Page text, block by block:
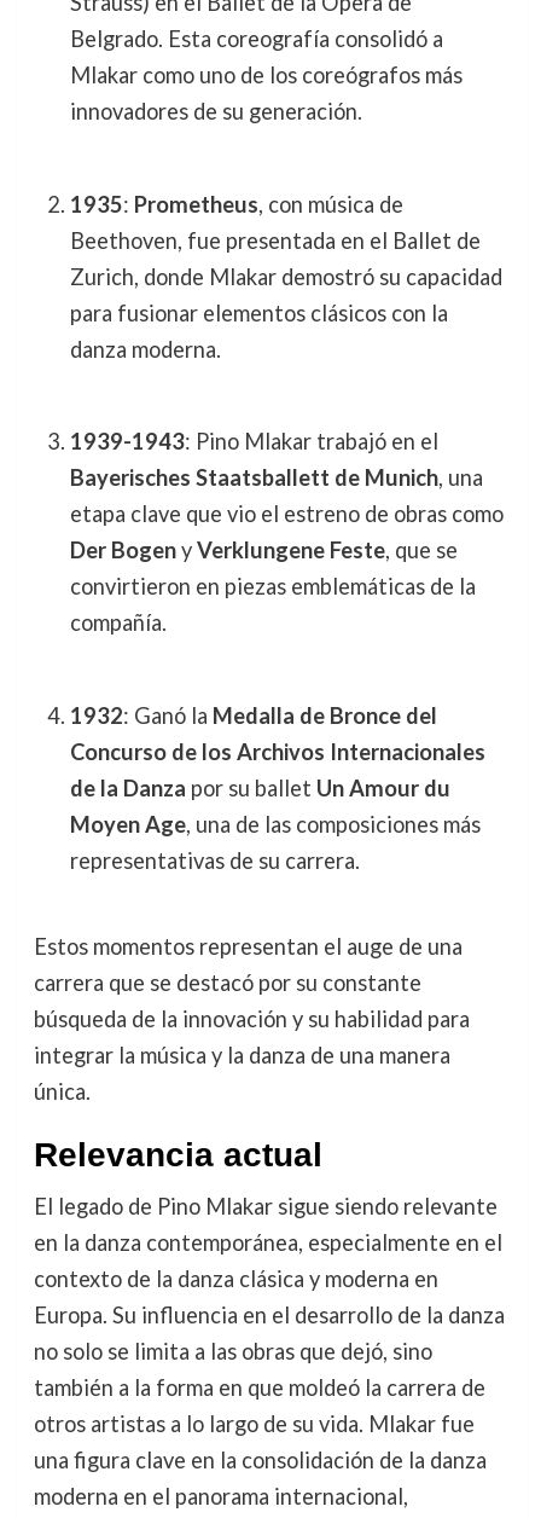
Belgrado. Esta coreografía consolidó a
Mlakar como uno de los coreógrafos más
innovadores de su generación.
1935: Prometheus, con música de
Beethoven, fue presentada en el Ballet de
Zurich, donde Mlakar demostró su capacidad
para fusionar elementos clásicos con la
danza moderna.
1939-1943: Pino Mlakar trabajó en el
Bayerisches Staatsballett de Munich, una
etapa clave que vio el estreno de obras como
Der BogenyVerklungene Feste, que se
convirtieron en piezas emblemáticas de la
compañía.
1932: Ganó la Medalla de Bronce del
Concurso de los Archivos Internacionales
de la Danza por su ballet Un Amour du
Moyen Age, una de las composiciones más
representativas de su carrera.
Estos momentos representan el auge de una
carrera que se destacó por su constante
búsqueda de la innovación y su habilidad para
integrar la música y la danza de una manera
única.
Relevancia actual
El legado de Pino Mlakar sigue siendo relevante
en la danza contemporánea, especialmente en el
contexto de la danza clásica y moderna en
Europa. Su influencia en el desarrollo de la danza
no solo se limita a las obras que dejó, sino
también a la forma en que moldeó la carrera de
otros artistas a lo largo de su vida. Mlakar fue
una figura clave en la consolidación de la danza
moderna en el panorama internacional,